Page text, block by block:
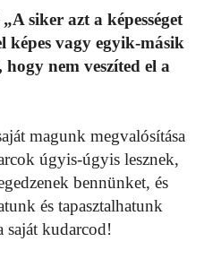
„A siker azt a képességet
képes vagy egyik-másik
nem veszíted el a
magunk megvalósítása
úgyis-úgyis lesznek,
bennünket, és
és tapasztalhatunk
kudarcod!